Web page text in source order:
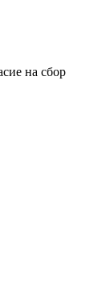
на сбор